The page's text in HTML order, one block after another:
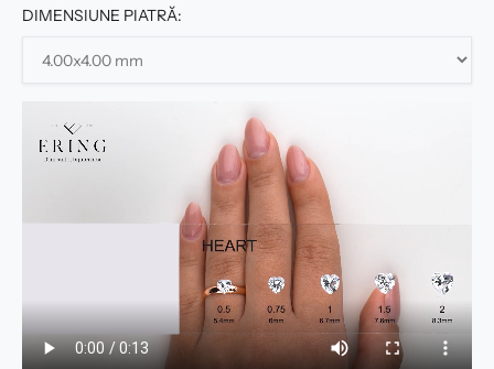
DIMENSIUNE PIATRĂ: